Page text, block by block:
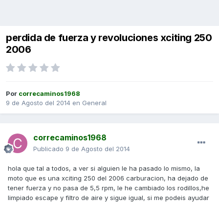
perdida de fuerza y revoluciones xciting 250
2006
Por correcaminos1968
9 de Agosto del 2014 en General
correcaminos1968
Publicado 9 de Agosto del 2014
hola que tal a todos, a ver si alguien le ha pasado lo mismo, la
moto que es una xciting 250 del 2006 carburacion, ha dejado de
tener fuerza y no pasa de 5,5 rpm, le he cambiado los rodillos,he
limpiado escape y filtro de aire y sigue igual, si me podeis ayudar